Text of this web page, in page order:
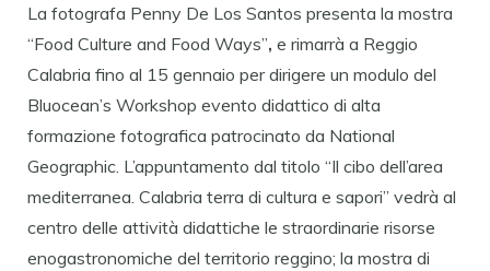
La fotografa Penny De Los Santos presenta la mostra
“Food Culture and Food Ways”, e rimarrà a Reggio
Calabria fino al 15 gennaio per dirigere un modulo del
Bluocean’s Workshop evento didattico di alta
formazione fotografica patrocinato da National
Geographic. L’appuntamento dal titolo “Il cibo dell’area
mediterranea. Calabria terra di cultura e sapori” vedrà al
centro delle attività didattiche le straordinarie risorse
enogastronomiche del territorio reggino; la mostra di